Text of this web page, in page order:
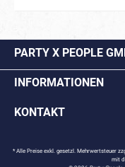
PARTY X PEOPLE
INFORMATIONEN
KONTAKT
* Alle Preise exkl. gesetzl. Mehrwertsteuer
mit